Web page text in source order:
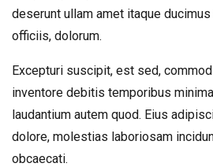
deserunt ullam amet itaque
officiis, dolorum.
Excepturi suscipit, est sed,
inventore debitis temporibus
laudantium autem quod. Eius
dolore, molestias laboriosam
obcaecati.